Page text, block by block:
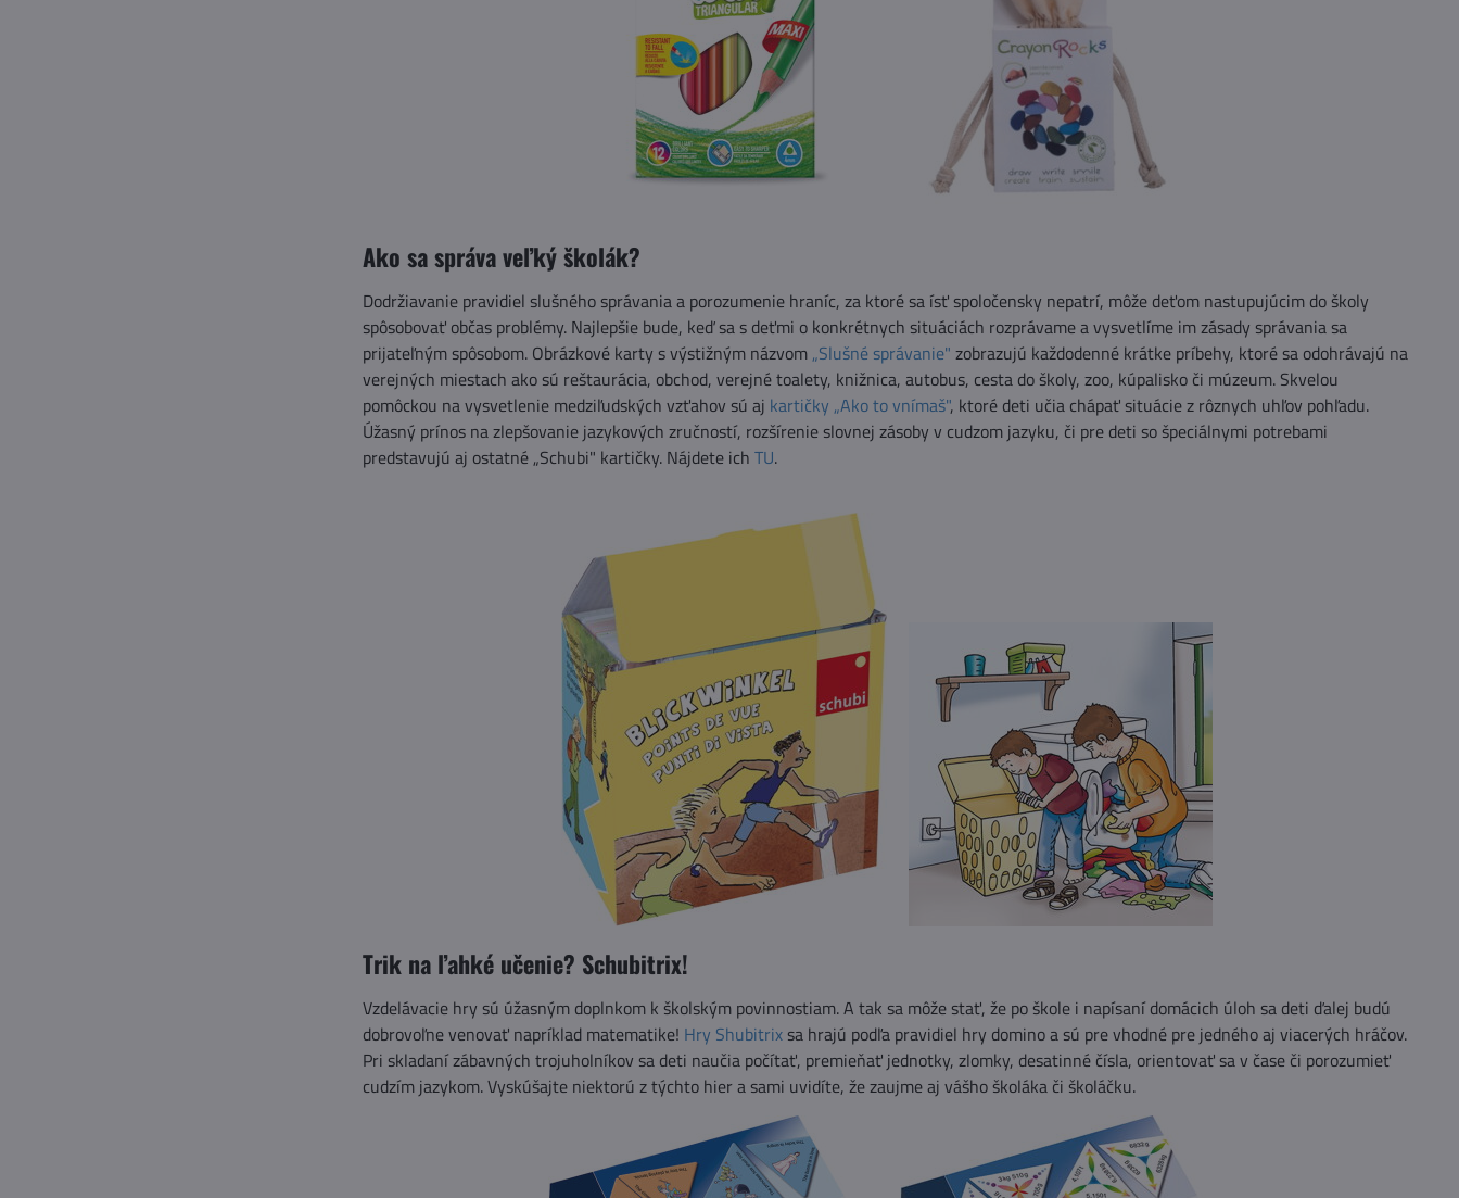
Ako sa správa veľký školák?
Dodržiavanie pravidiel slušného správania a porozumenie hraníc, za ktoré sa ísť spoločensky nepatrí, môže deťom nastupujúcim do školy
spôsobovať občas problémy. Najlepšie bude, keď sa s deťmi o konkrétnych situáciách rozprávame a vysvetlíme im zásady správania sa
prijateľným spôsobom. Obrázkové karty s výstižným názvom „Slušné správanie" zobrazujú každodenné krátke príbehy, ktoré sa odohrávajú na
verejných miestach ako sú reštaurácia, obchod, verejné toalety, knižnica, autobus, cesta do školy, zoo, kúpalisko či múzeum. Skvelou
pomôckou na vysvetlenie medziľudských vzťahov sú aj kartičky „Ako to vnímaš", ktoré deti učia chápať situácie z rôznych uhľov pohľadu.
Úžasný prínos na zlepšovanie jazykových zručností, rozšírenie slovnej zásoby v cudzom jazyku, či pre deti so špeciálnymi potrebami
predstavujú aj ostatné „Schubi" kartičky. Nájdete ich TU.
Trik na ľahké učenie? Schubitrix!
Vzdelávacie hry sú úžasným doplnkom k školským povinnostiam. A tak sa môže stať, že po škole i napísaní domácich úloh sa deti ďalej budú
dobrovoľne venovať napríklad matematike! Hry Shubitrixsa hrajú podľa pravidiel hry domino a sú pre vhodné pre jedného aj viacerých hráčov.
Pri skladaní zábavných trojuholníkov sa deti naučia počítať, premieňať jednotky, zlomky, desatinné čísla, orientovať sa v čase či porozumieť
cudzím jazykom. Vyskúšajte niektorú z týchto hier a sami uvidíte, že zaujme aj vášho školáka či školáčku.